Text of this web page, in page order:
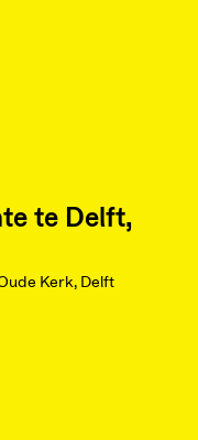
te Delft,
Kerk, Delft